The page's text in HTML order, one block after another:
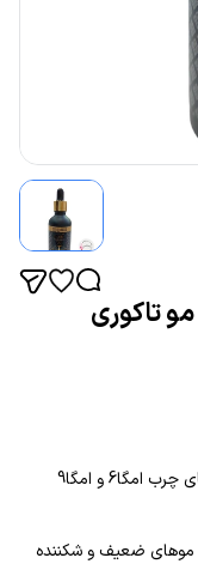
تاکوری
روغن آرگان:غنی از ویتامین A و E و دارای اسیدهای چرب امگا6 و امگا9
موهای ضعیف و شکننده